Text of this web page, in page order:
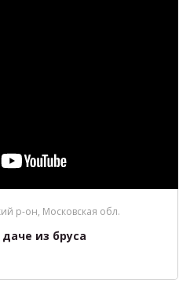
р-он, Московская обл.
из бруса